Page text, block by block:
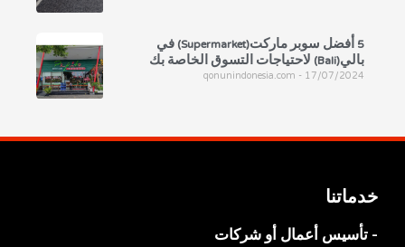
5 أفضل سوبر ماركت(Supermarket) في
بالي(Bali) لاحتياجات التسوق الخاصة بك
qonunindonesia.com 17/07/2024
خدماتنا
- تأسيس أعمال أو شركات